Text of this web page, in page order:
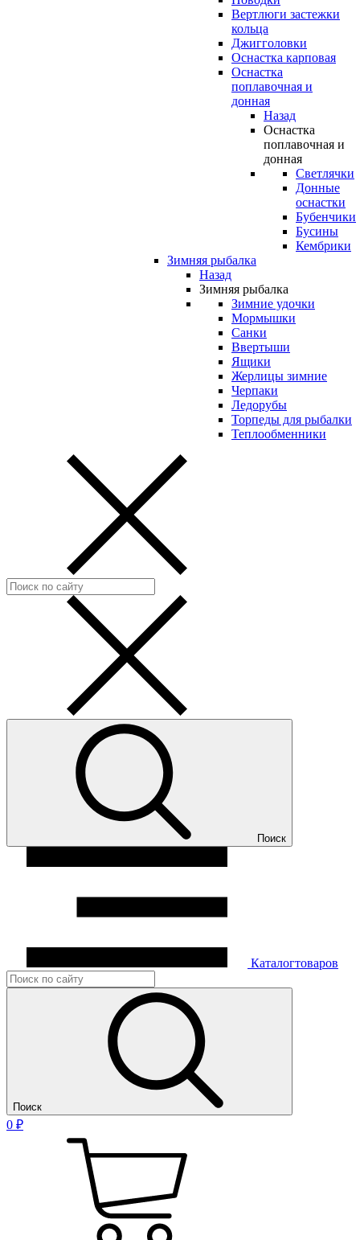
Вертлюги застежки
кольца
Джигголовки
Оснастка карповая
Оснастка
поплавочная и
донная
Назад
Оснастка
поплавочная и
донная
Светлячки
Донные
оснастки
Бубенчики
Бусины
Кембрики
Зимняя рыбалка
Назад
Зимняя рыбалка
Зимние удочки
Мормышки
Санки
Ввертыши
Ящики
Жерлицы зимние
Черпаки
Ледорубы
Торпеды для рыбалки
Теплообменники
Поиск
Каталогтоваров
Поиск
0 ₽